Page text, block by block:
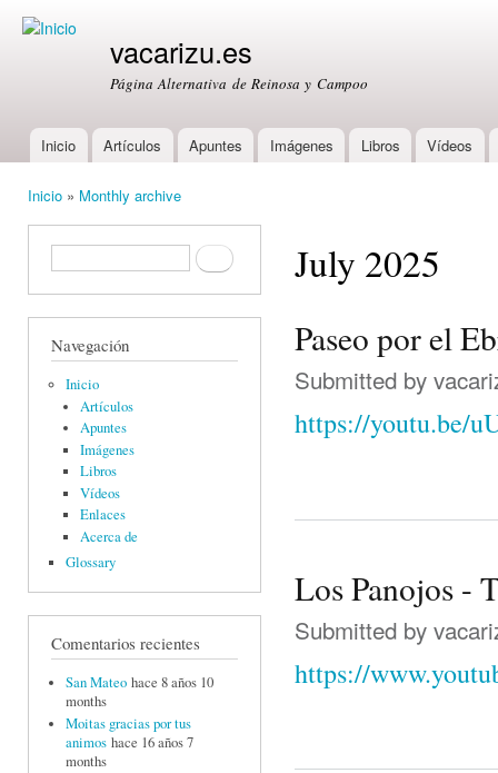
vacarizu.es
Página Alternativa de Reinosa y Campoo
Main menu
Inicio Artículos Apuntes Imágenes Libros Vídeos
Inicio » Monthly archive
Formulario de búsquedaBuscar
Navegación
Inicio
Artículos
Apuntes
Imágenes
Libros
Vídeos
Enlaces
Acerca de
Glossary
Comentarios recientes
San Mateo hace 8 años 10
months
Moitas gracias por tus
animos hace 16 años 7
months
July 2025
Paseo por el
Submitted by
https://youtu.be/
Los Panojos -
Submitted by
https://